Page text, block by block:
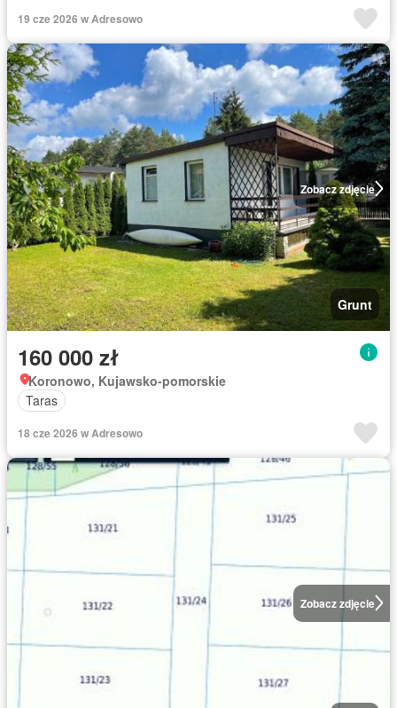
19 cze 2026 w Adresowo
Zobacz zdjęcie
Grunt
160 000 zł
Koronowo, Kujawsko-pomorskie
Taras
18 cze 2026 w Adresowo
Zobacz zdjęcie